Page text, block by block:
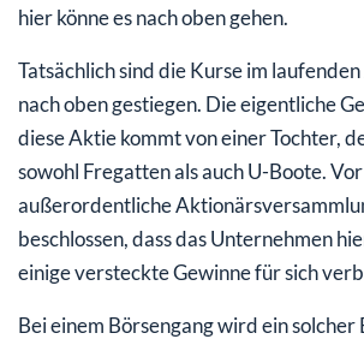
hier könne es nach oben gehen.
Tatsächlich sind die Kurse im
nach oben gestiegen. Die eigentliche
diese Aktie kommt von einer Tochter,
sowohl Fregatten als auch U-Boote.
außerordentliche
beschlossen, dass das Unternehmen
einige versteckte Gewinne für sich
Bei einem Börsengang wird ein solcher